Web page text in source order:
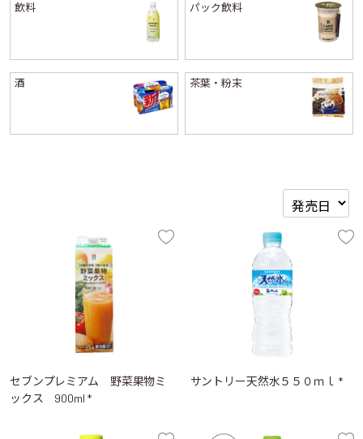
飲料 パック飲料
酒 茶葉・粉末
セブンプレミアム 野菜果物ミ
ックス 900ml *
サントリー天然水５５０ｍｌ *